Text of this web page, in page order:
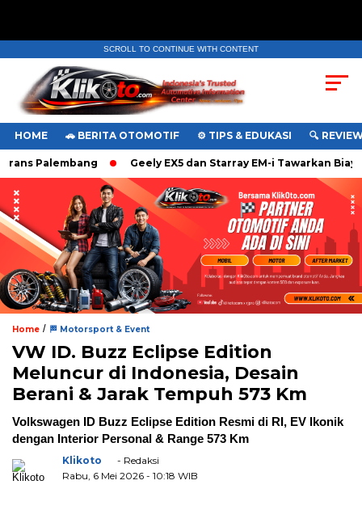
SCROLL TO CONTINUE WITH CONTENT
HOME 🚗 BERITA OTOMOTIF ⚙️ TIPS & EDUKASI 🔍
Palembang Geely EX5 dan Starray EM-i Tawarkan Biaya
Home / 🏁 Motorsport & Event
VW ID. Buzz Eclipse Edition
Meluncur di Indonesia, Desain
Berani & Jarak Tempuh 573 Km
Volkswagen ID Buzz Eclipse Edition Resmi di RI, EV Ikonik
dengan Interior Personal & Range 573 Km
Klikoto
- Redaksi
Rabu, 6 Mei 2026 - 10:18 WIB